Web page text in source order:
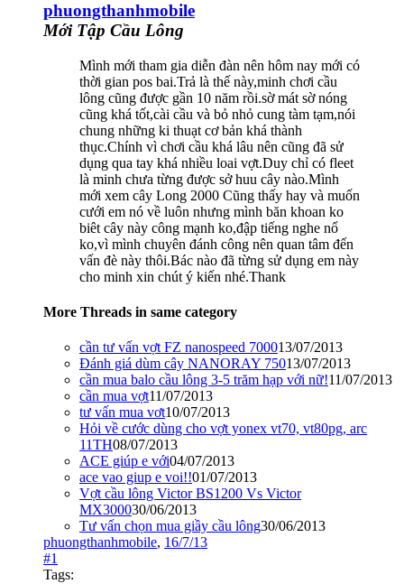
phuongthanhmobile
Mới Tập Cầu Lông
Mình mới tham gia diễn đàn nên hôm nay mới có
thời gian pos bai.Trả là thế này,minh chơi cầu
lông cũng được gần 10 năm rồi.sờ mát sờ nóng
cũng khá tốt,cài cầu và bỏ nhỏ cung tàm tạm,nói
chung những ki thuạt cơ bản khá thành
thục.Chính vì chơi cầu khá lâu nên cũng đã sử
dụng qua tay khá nhiều loai vợt.Duy chỉ có fleet
là minh chưa từng được sở huu cây nào.Mình
mới xem cây Long 2000 Cũng thấy hay và muốn
cưới em nó về luôn nhưng mình băn khoan ko
biêt cây này công mạnh ko,đập tiếng nghe nổ
ko,vì mình chuyên đánh công nên quan tâm đến
vấn đè này thôi.Bác nào đã từng sử dụng em này
cho minh xin chút ý kiến nhé.Thank
More Threads in same category
cần tư vấn vợt FZ nanospeed 700013/07/2013
Đánh giá dùm cây NANORAY 75013/07/2013
cần mua balo cầu lông 3-5 trăm hạp với nữ!11/07/2013
cần mua vợt11/07/2013
tư vấn mua vơt10/07/2013
Hỏi về cước dùng cho vợt yonex vt70, vt80pg, arc
11TH08/07/2013
ACE giúp e với04/07/2013
ace vao giup e voi!!01/07/2013
Vợt cầu lông Victor BS1200 Vs Victor
MX300030/06/2013
Tư vấn chọn mua giầy cầu lông30/06/2013
phuongthanhmobile, 16/7/13
#1
Tags: